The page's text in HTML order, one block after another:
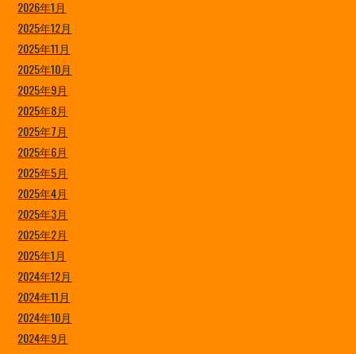
2026年1月
2025年12月
2025年11月
2025年10月
2025年9月
2025年8月
2025年7月
2025年6月
2025年5月
2025年4月
2025年3月
2025年2月
2025年1月
2024年12月
2024年11月
2024年10月
2024年9月